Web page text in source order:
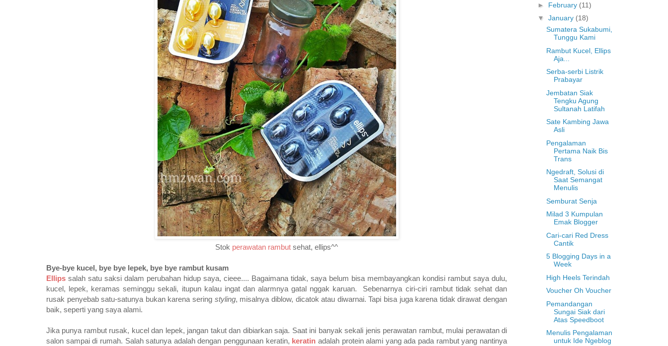
Stok perawatan rambut sehat, ellips^^
Bye-bye kucel, bye bye lepek, bye bye rambut kusam
Ellips salah satu saksi dalam perubahan hidup saya, cieee.... Bagaimana tidak, saya belum bisa membayangkan kondisi rambut saya dulu,
kucel, lepek, keramas seminggu sekali, itupun kalau ingat dan alarmnya gatal nggak karuan. Sebenarnya ciri-ciri rambut tidak sehat dan
rusak penyebab satu-satunya bukan karena sering styling, misalnya diblow, dicatok atau diwarnai. Tapi bisa juga karena tidak dirawat dengan
baik, seperti yang saya alami.
Jika punya rambut rusak, kucel dan lepek, jangan takut dan dibiarkan saja. Saat ini banyak sekali jenis perawatan rambut, mulai perawatan di
salon sampai di rumah. Salah satunya adalah dengan penggunaan keratin, keratin adalah protein alami yang ada pada rambut yang nantinya
► February (11)
▼ January (18)
Sumatera Sukabumi,
Tunggu Kami
Rambut Kucel, Ellips
Aja...
Serba-serbi Listrik
Prabayar
Jembatan Siak
Tengku Agung
Sultanah Latifah
Sate Kambing Jawa
Asli
Pengalaman
Pertama Naik Bis
Trans
Ngedraft, Solusi di
Saat Semangat
Menulis
Semburat Senja
Milad 3 Kumpulan
Emak Blogger
Cari-cari Red Dress
Cantik
5 Blogging Days in a
Week
High Heels Terindah
Voucher Oh Voucher
Pemandangan
Sungai Siak dari
Atas Speedboot
Menulis Pengalaman
untuk Ide Ngeblog